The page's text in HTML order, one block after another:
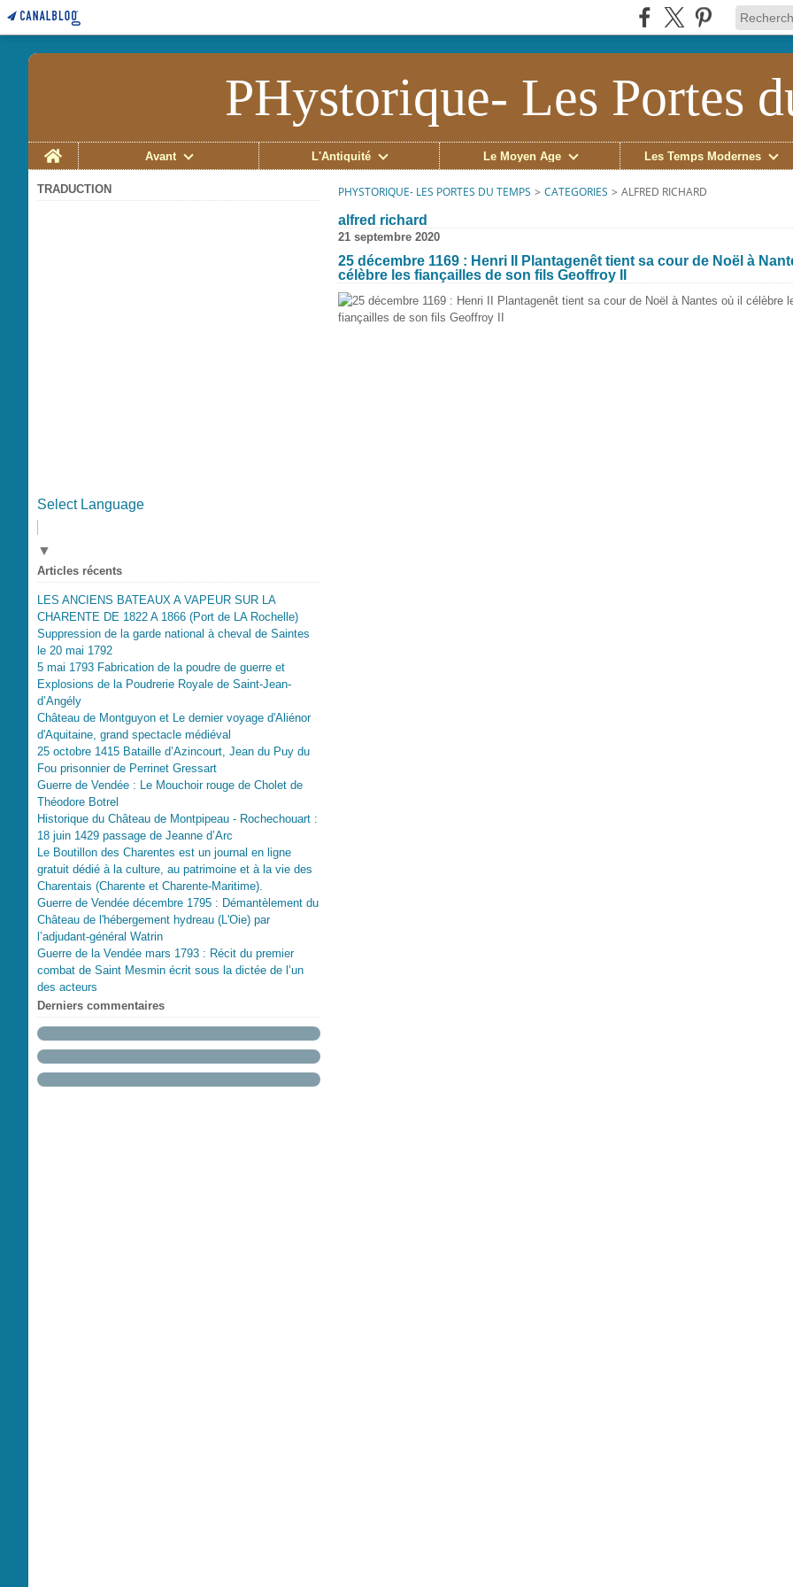
PHystorique- Les Portes
Home
Avant L'Antiquité Le Moyen Âge Les Temps Modernes
TRADUCTION
Select Language
▼
Articles récents
LES ANCIENS BATEAUX A VAPEUR SUR LA
CHARENTE DE 1822 A 1866 (Port de LA Rochelle)
Suppression de la garde national à cheval de Saintes
le 20 mai 1792
5 mai 1793 Fabrication de la poudre de guerre et
Explosions de la Poudrerie Royale de Saint-Jean-
d’Angély
Château de Montguyon et Le dernier voyage d'Aliénor
d'Aquitaine, grand spectacle médiéval
25 octobre 1415 Bataille d’Azincourt, Jean du Puy du
Fou prisonnier de Perrinet Gressart
Guerre de Vendée : Le Mouchoir rouge de Cholet de
Théodore Botrel
Historique du Château de Montpipeau - Rochechouart :
18 juin 1429 passage de Jeanne d’Arc
Le Boutillon des Charentes est un journal en ligne
gratuit dédié à la culture, au patrimoine et à la vie des
Charentais (Charente et Charente-Maritime).
Guerre de Vendée décembre 1795 : Démantèlement du
Château de l'hébergement hydreau (L'Oie) par
l’adjudant-général Watrin
Guerre de la Vendée mars 1793 : Récit du premier
combat de Saint Mesmin écrit sous la dictée de l’un
des acteurs
Derniers commentaires
PHYSTORIQUE- LES PORTES DU TEMPS > CATEGORIES > ALFRED RICHARD
alfred richard
21 septembre 2020
25 décembre 1169 : Henri II Plantagenêt tient sa cour de Noël à
célèbre les fiançailles de son fils Geoffroy II